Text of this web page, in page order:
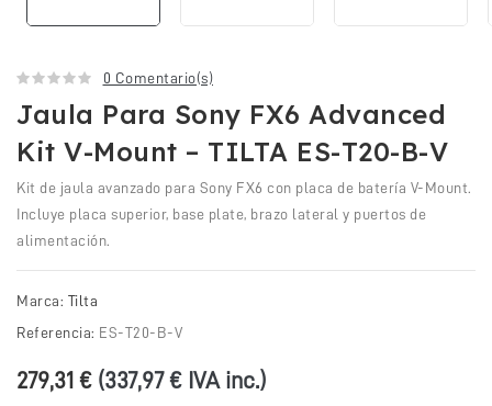
0 Comentario(s)
Jaula Para Sony FX6 Advanced
Kit V-Mount – TILTA ES-T20-B-V
Kit de jaula avanzado para Sony FX6 con placa de batería V-Mount.
Incluye placa superior, base plate, brazo lateral y puertos de
alimentación.
Marca: Tilta
Referencia: ES-T20-B-V
279,31 € (337,97 € IVA inc.)